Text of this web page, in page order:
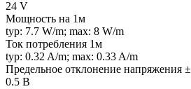
24 V
Мощность на 1м
typ: 7.7 W/m; max: 8 W/m
Ток потребления 1м
typ: 0.32 A/m; max: 0.33 A/m
Предельное отклонение напряжения ±
0.5 В